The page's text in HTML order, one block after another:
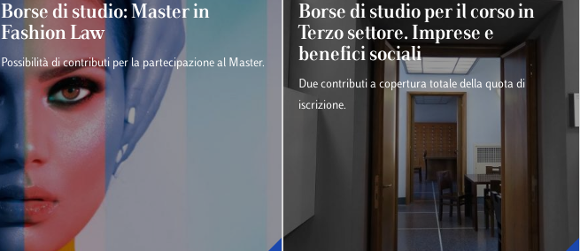
Borse di studio: Master in
Fashion Law
Possibilità di contributi per la partecipazione al Master.
Borse di studio per il corso in
Terzo settore. Imprese e
benefici sociali
Due contributi a copertura totale della quota di
iscrizione.